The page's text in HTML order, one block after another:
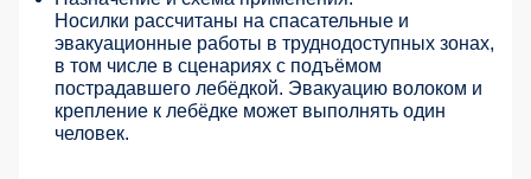
Носилки рассчитаны на спасательные и
эвакуационные работы в труднодоступных зонах,
в том числе в сценариях с подъёмом
пострадавшего лебёдкой. Эвакуацию волоком и
крепление к лебёдке может выполнять один
человек.